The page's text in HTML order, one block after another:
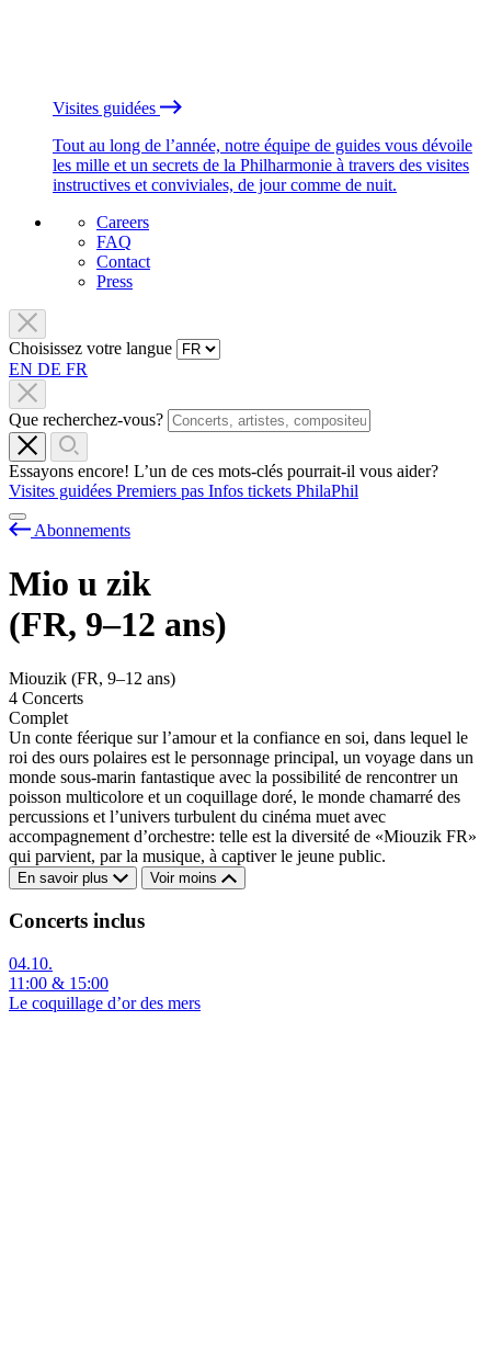
Visites guidées
Tout au long de l’année, notre équipe de guides vous dévoile
les mille et un secrets de la Philharmonie à travers des visites
instructives et conviviales, de jour comme de nuit.
Careers
FAQ
Contact
Press
Choisissez votre langue
EN DE FR
Que recherchez-vous?
Essayons encore! L’un de ces mots-clés pourrait-il vous aider?
Visites guidées Premiers pas Infos tickets PhilaPhil
Abonnements
Mio u zik
(FR, 9–12 ans)
Miouzik (FR, 9–12 ans)
4 Concerts
Complet
Un conte féerique sur l’amour et la confiance en soi, dans lequel le
roi des ours polaires est le personnage principal, un voyage dans un
monde sous-marin fantastique avec la possibilité de rencontrer un
poisson multicolore et un coquillage doré, le monde chamarré des
percussions et l’univers turbulent du cinéma muet avec
accompagnement d’orchestre: telle est la diversité de «Miouzik FR»
qui parvient, par la musique, à captiver le jeune public.
En savoir plus Voir moins
Concerts inclus
04.10.
11:00 & 15:00
Le coquillage d’or des mers